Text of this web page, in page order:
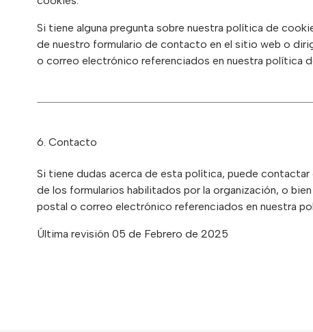
Si tiene alguna pregunta sobre nuestra política de
de nuestro formulario de contacto en el sitio web o
o correo electrónico referenciados en nuestra política
6. Contacto
Si tiene dudas acerca de esta política, puede contactar
de los formularios habilitados por la organización, o
postal o correo electrónico referenciados en nuestra
Última revisión 05 de Febrero de 2025